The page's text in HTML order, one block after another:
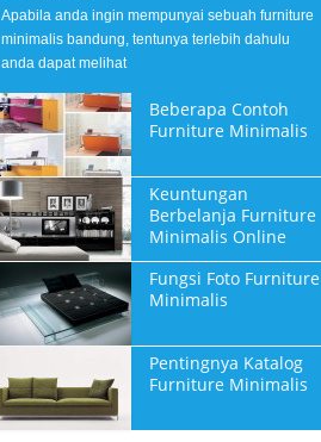
Apabila anda ingin mempunyai sebuah furniture
minimalis bandung, tentunya terlebih dahulu
anda dapat melihat
Beberapa Contoh
Furniture Minimalis
Keuntungan
Berbelanja Furniture
Minimalis Online
Fungsi Foto Furniture
Minimalis
Pentingnya Katalog
Furniture Minimalis